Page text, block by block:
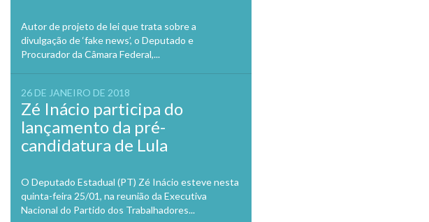
Autor de projeto de lei que trata sobre a
divulgação de ‘fake news’, o Deputado e
Procurador da Câmara Federal,...
26 DE JANEIRO DE 2018
Zé Inácio participa do
lançamento da pré-
candidatura de Lula
O Deputado Estadual (PT) Zé Inácio esteve nesta
quinta-feira 25/01, na reunião da Executiva
Nacional do Partido dos Trabalhadores...